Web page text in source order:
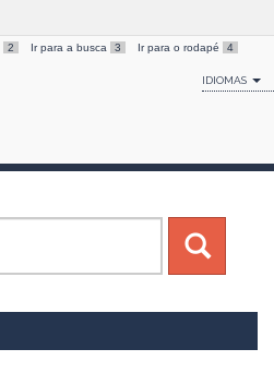
2 Ir para a busca 3 Ir para o rodapé 4
IDIOMAS